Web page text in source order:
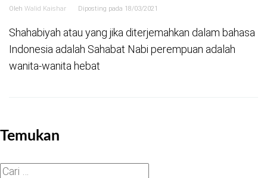
Oleh Walid Kaishar Diposting pada 18/03/2021
Shahabiyah atau yang jika diterjemahkan dalam bahasa
Indonesia adalah Sahabat Nabi perempuan adalah
wanita-wanita hebat
Temukan
Cari